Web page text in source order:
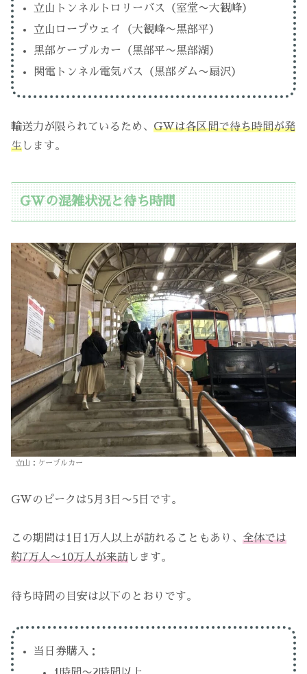
立山トンネルトロリーバス（室堂〜大観峰）
立山ロープウェイ（大観峰〜黒部平）
黒部ケーブルカー（黒部平〜黒部湖）
関電トンネル電気バス（黒部ダム〜扇沢）
輸送力が限られているため、 GWは各区間で待ち時間が発
生 します。
GWの混雑状況と待ち時間
立山：ケーブルカー
GWのピークは5月3日〜5日です。
この期間は1日1万人以上が訪れることもあり、 全体では
約7万人〜10万人が来訪 します。
待ち時間の目安は以下のとおりです。
当日券購入：